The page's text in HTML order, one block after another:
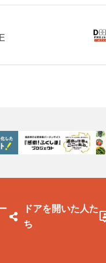
ドアを開いた人た
ち